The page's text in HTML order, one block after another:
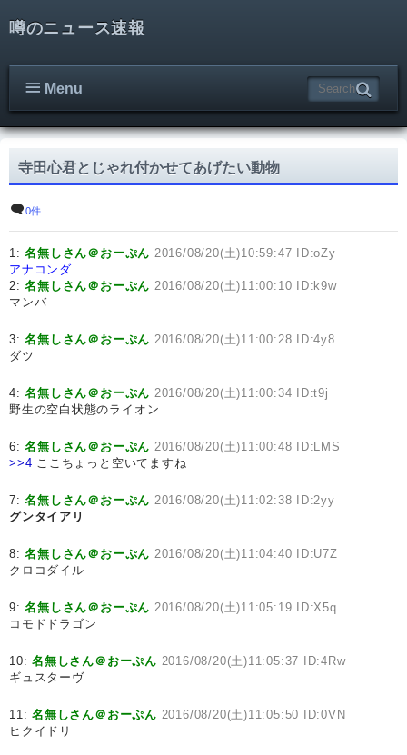
噂のニュース速報
Menu
寺田心君とじゃれ付かせてあげたい動物
0件
1:名無しさん＠おーぷん 2016/08/20(土)10:59:47 ID:oZy
アナコンダ
2:名無しさん＠おーぷん 2016/08/20(土)11:00:10 ID:k9w
マンバ
3:名無しさん＠おーぷん 2016/08/20(土)11:00:28 ID:4y8
ダツ
4:名無しさん＠おーぷん 2016/08/20(土)11:00:34 ID:t9j
野生の空白状態のライオン
6:名無しさん＠おーぷん 2016/08/20(土)11:00:48 ID:LMS
>>4 ここちょっと空いてますね
7:名無しさん＠おーぷん 2016/08/20(土)11:02:38 ID:2yy
グンタイアリ
8:名無しさん＠おーぷん 2016/08/20(土)11:04:40 ID:U7Z
クロコダイル
9:名無しさん＠おーぷん 2016/08/20(土)11:05:19 ID:X5q
コモドドラゴン
10:名無しさん＠おーぷん 2016/08/20(土)11:05:37 ID:4Rw
ギュスターヴ
11:名無しさん＠おーぷん 2016/08/20(土)11:05:50 ID:0VN
ヒクイドリ